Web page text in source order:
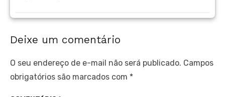
Deixe um comentário
O seu endereço de e-mail não será publicado. Campos
obrigatórios são marcados com *